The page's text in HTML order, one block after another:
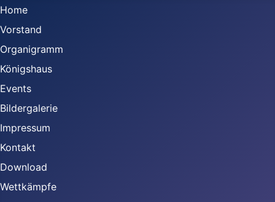
Home
Vorstand
Organigramm
Königshaus
Events
Bildergalerie
Impressum
Kontakt
Download
Wettkämpfe